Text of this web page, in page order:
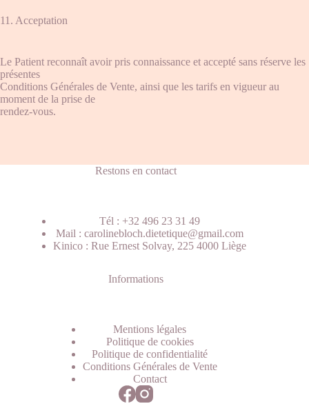
11. Acceptation
Le Patient reconnaît avoir pris connaissance et accepté sans réserve les
présentes
Conditions Générales de Vente, ainsi que les tarifs en vigueur au
moment de la prise de
rendez-vous.
Restons en contact
Tél : +32 496 23 31 49
Mail : carolinebloch.dietetique@gmail.com
Kinico : Rue Ernest Solvay, 225 4000 Liège
Informations
Mentions légales
Politique de cookies
Politique de confidentialité
Conditions Générales de Vente
Contact